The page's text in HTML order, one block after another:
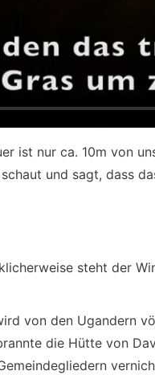
ist nur ca. 10m von
und sagt, dass
steht der
von den Ugandern
die Hütte von